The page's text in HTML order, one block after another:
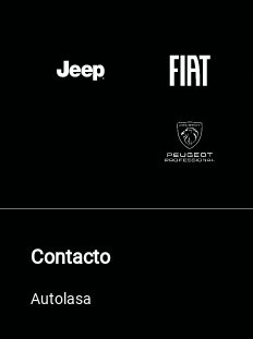
Contacto
Autolasa